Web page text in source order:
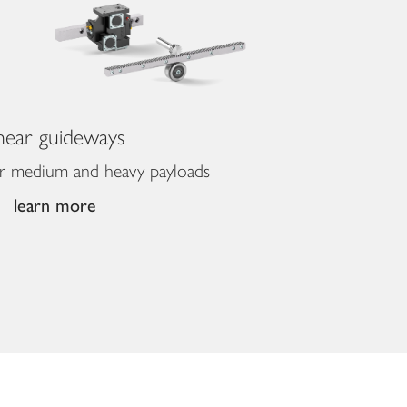
guideways
medium and heavy payloads
learn more